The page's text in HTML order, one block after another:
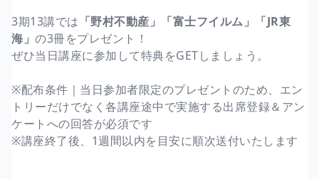
3期13講では 「野村不動産」「富士フイルム」「JR東
海」 の3冊をプレゼント！
ぜひ当日講座に参加して特典をGETしましょう。
※配布条件｜当日参加者限定のプレゼントのため、エン
トリーだけでなく各講座途中で実施する出席登録＆アン
ケートへの回答が必須です
※講座終了後、1週間以内を目安に順次送付いたします